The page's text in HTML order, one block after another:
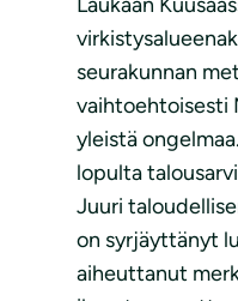
seurakunnan
vaihtoehtoisesti
yleistä
lopulta
Juuri
on syrjäyttänyt
aiheuttanut